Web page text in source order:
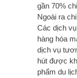
gần 70%
Ngoài ra
Các dịch
hàng hóa
dịch vụ
hút được
phẩm du